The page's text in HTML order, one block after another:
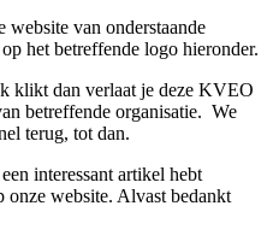
van onderstaande
het betreffende logo hieronder.
klikt dan verlaat je deze KVEO
betreffende organisatie. We
terug, tot dan.
interessant artikel hebt
onze website. Alvast bedankt